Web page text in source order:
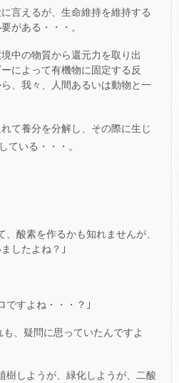
言えるが、生命維持を維持する
がある・・・。
中の物質から還元力を取り出
によって有機物に固定する反
、我々、人間あるいは動物と一
て養分を分解し、その際に生じ
ている・・・。
酸素を作るかも知れませんが、
したよね？｣
ですよね・・・？｣
、疑問に思っていたんですよ
樹しようが、緑化しようが、二酸